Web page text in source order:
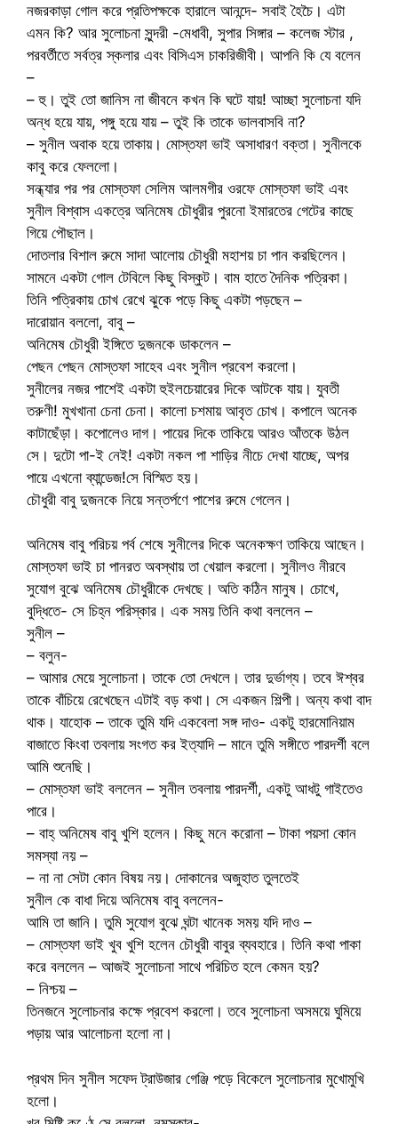
নজরকাড়া গোল করে প্রতিপক্ষকে হারালে আনন্দে- সবাই হৈচৈ। এটা
এমন কি? আর সুলোচনা সুন্দরী -মেধাবী, সুপার সিঙ্গার – কলেজ স্টার ,
পরবর্তীতে সর্বত্র স্কলার এবং বিসিএস চাকরিজীবী। আপনি কি যে বলেন
–
– হু। তুই তো জানিস না জীবনে কখন কি ঘটে যায়! আচ্ছা সুলোচনা যদি
অন্ধ হয়ে যায়, পঙ্গু হয়ে যায় – তুই কি তাকে ভালবাসবি না?
– সুনীল অবাক হয়ে তাকায়। মোস্তফা ভাই অসাধারণ বক্তা। সুনীলকে
কাবু করে ফেললো।
সন্ধ্যার পর পর মোস্তফা সেলিম আলমগীর ওরফে মোস্তফা ভাই এবং
সুনীল বিশ্বাস একত্রে অনিমেষ চৌধুরীর পুরনো ইমারতের গেটের কাছে
গিয়ে পৌছাল।
দোতলার বিশাল রুমে সাদা আলোয় চৌধুরী মহাশয় চা পান করছিলেন।
সামনে একটা গোল টেবিলে কিছু বিস্কুট। বাম হাতে দৈনিক পত্রিকা।
তিনি পত্রিকায় চোখ রেখে ঝুকে পড়ে কিছু একটা পড়ছেন –
দারোয়ান বললো, বাবু –
অনিমেষ চৌধুরী ইঙ্গিতে দুজনকে ডাকলেন –
পেছন পেছন মোস্তফা সাহেব এবং সুনীল প্রবেশ করলো।
সুনীলের নজর পাশেই একটা হুইলচেয়ারের দিকে আটকে যায়। যুবতী
তরুণী! মুখখানা চেনা চেনা। কালো চশমায় আবৃত চোখ। কপালে অনেক
কাটাছেঁড়া। কপোলেও দাগ। পায়ের দিকে তাকিয়ে আরও আঁতকে উঠল
সে। দুটো পা-ই নেই! একটা নকল পা শাড়ির নীচে দেখা যাচ্ছে, অপর
পায়ে এখনো ব্যান্ডেজ!সে বিস্মিত হয়।
চৌধুরী বাবু দুজনকে নিয়ে সন্তর্পণে পাশের রুমে গেলেন।
অনিমেষ বাবু পরিচয় পর্ব শেষে সুনীলের দিকে অনেকক্ষণ তাকিয়ে আছেন।
মোস্তফা ভাই চা পানরত অবস্থায় তা খেয়াল করলো। সুনীলও নীরবে
সুযোগ বুঝে অনিমেষ চৌধুরীকে দেখছে। অতি কঠিন মানুষ। চোখে,
বুদ্ধিতে- সে চিহ্ন পরিস্কার। এক সময় তিনি কথা বললেন –
সুনীল –
– বলুন-
– আমার মেয়ে সুলোচনা। তাকে তো দেখলে। তার দুর্ভাগ্য। তবে ঈশ্বর
তাকে বাঁচিয়ে রেখেছেন এটাই বড় কথা। সে একজন শিল্পী। অন্য কথা বাদ
থাক। যাহোক – তাকে তুমি যদি একবেলা সঙ্গ দাও- একটু হারমোনিয়াম
বাজাতে কিংবা তবলায় সংগত কর ইত্যাদি – মানে তুমি সঙ্গীতে পারদর্শী বলে
আমি শুনেছি।
– মোস্তফা ভাই বললেন – সুনীল তবলায় পারদর্শী, একটু আধটু গাইতেও
পারে।
– বাহ্ অনিমেষ বাবু খুশি হলেন। কিছু মনে করোনা – টাকা পয়সা কোন
সমস্যা নয় –
– না না সেটা কোন বিষয় নয়। দোকানের অজুহাত তুলতেই
সুনীল কে বাধা দিয়ে অনিমেষ বাবু বললেন-
আমি তা জানি। তুমি সুযোগ বুঝে ঘন্টা খানেক সময় যদি দাও –
– মোস্তফা ভাই খুব খুশি হলেন চৌধুরী বাবুর ব্যবহারে। তিনি কথা পাকা
করে বললেন – আজই সুলোচনা সাথে পরিচিত হলে কেমন হয়?
– নিশ্চয় –
তিনজনে সুলোচনার কক্ষে প্রবেশ করলো। তবে সুলোচনা অসময়ে ঘুমিয়ে
পড়ায় আর আলোচনা হলো না।
প্রথম দিন সুনীল সফেদ ট্রাউজার গেঞ্জি পড়ে বিকেলে সুলোচনার মুখোমুখি
হলো।